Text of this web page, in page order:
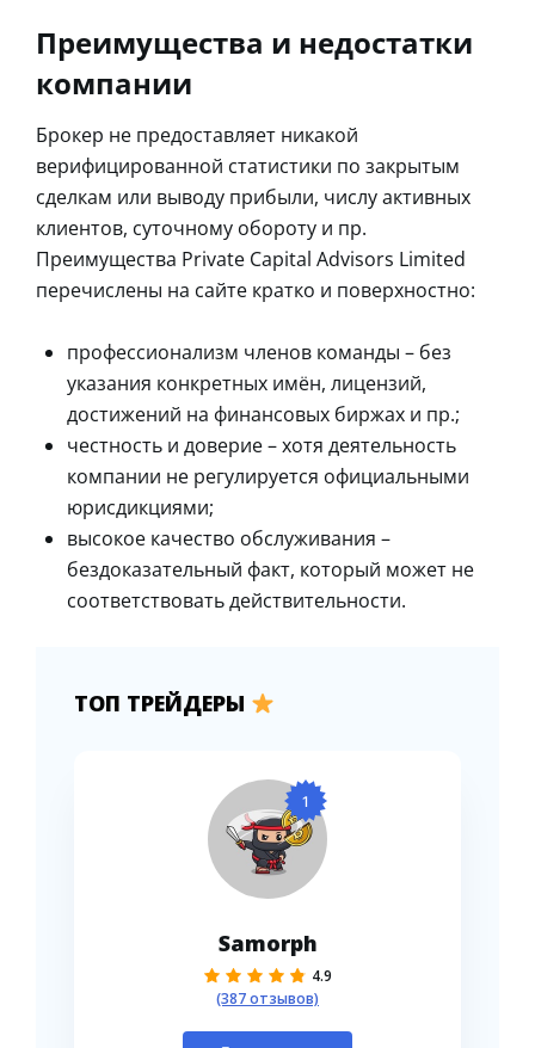
Преимущества и недостатки
компании
Брокер не предоставляет никакой
верифицированной статистики по закрытым
сделкам или выводу прибыли, числу активных
клиентов, суточному обороту и пр.
Преимущества Private Capital Advisors Limited
перечислены на сайте кратко и поверхностно:
профессионализм членов команды – без
указания конкретных имён, лицензий,
достижений на финансовых биржах и пр.;
честность и доверие – хотя деятельность
компании не регулируется официальными
юрисдикциями;
высокое качество обслуживания –
бездоказательный факт, который может не
соответствовать действительности.
ТОП ТРЕЙДЕРЫ
1
Samorph
4.9
(387 отзывов)